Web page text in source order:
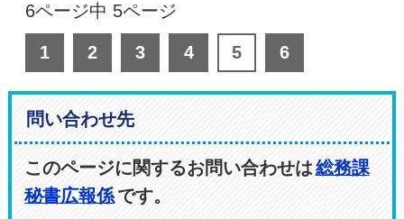
6ページ中 5ページ
1 2 3 4 5 6
問い合わせ先
このページに関するお問い合わせは総務課
秘書広報係です。